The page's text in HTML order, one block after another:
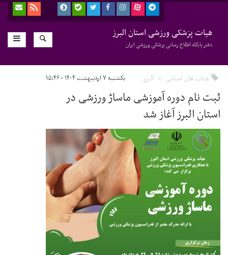
هیات پزشکی ورزشی استان البرز
دفتر پایگاه اطلاع رسانی پزشکی ورزشی ایران
هیات های استانی البرز یکشنبه ۷ اردیبهشت ۱۴۰۴ - ۱۵:۴۶
ثبت نام دوره آموزشی ماساژ ورزشی در
استان البرز آغاز شد